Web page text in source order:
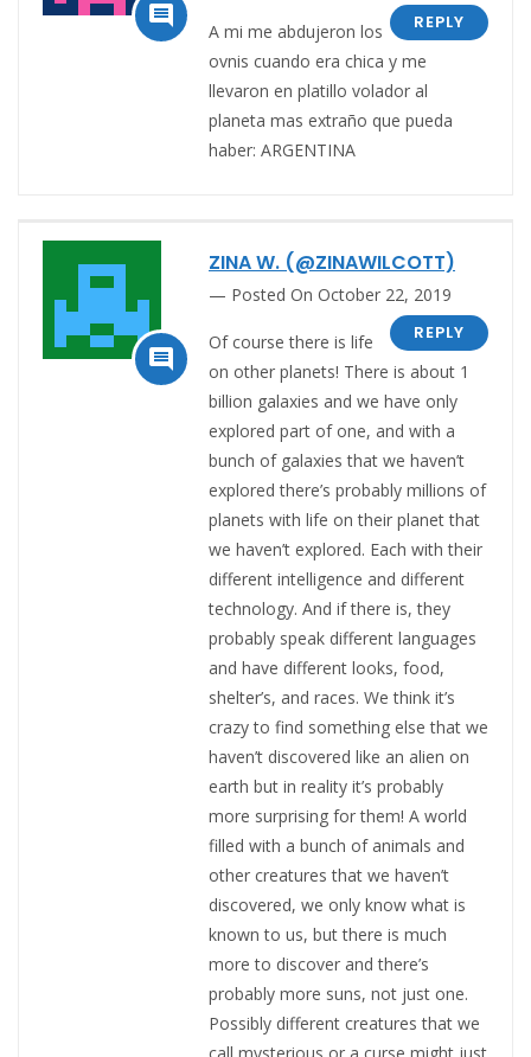

REPLY
A mi me abdujeron los
ovnis cuando era chica y me
llevaron en platillo volador al
planeta mas extraño que pueda
haber: ARGENTINA

ZINA W. (@ZINAWILCOTT)
Posted On October 22, 2019
REPLY
Of course there is life
on other planets! There is about 1
billion galaxies and we have only
explored part of one, and with a
bunch of galaxies that we haven’t
explored there’s probably millions of
planets with life on their planet that
we haven’t explored. Each with their
different intelligence and different
technology. And if there is, they
probably speak different languages
and have different looks, food,
shelter’s, and races. We think it’s
crazy to find something else that we
haven’t discovered like an alien on
earth but in reality it’s probably
more surprising for them! A world
filled with a bunch of animals and
other creatures that we haven’t
discovered, we only know what is
known to us, but there is much
more to discover and there’s
probably more suns, not just one.
Possibly different creatures that we